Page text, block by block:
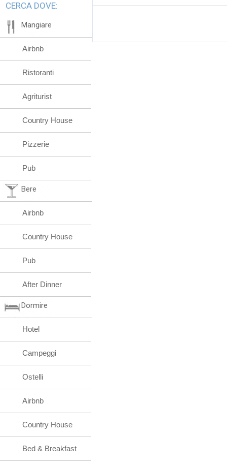
CERCA DOVE:
Mangiare
Airbnb
Ristoranti
Agriturist
Country House
Pizzerie
Pub
Bere
Airbnb
Country House
Pub
After Dinner
Dormire
Hotel
Campeggi
Ostelli
Airbnb
Country House
Bed & Breakfast